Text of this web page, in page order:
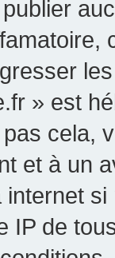
» est
cela,
et à un
internet
IP de